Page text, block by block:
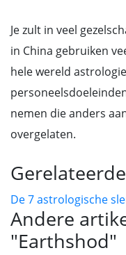
Je zult in veel
in China gebruiken
hele wereld
nemen die anders
overgelaten.
De 7 astrologische
Andere
"Earthshod"